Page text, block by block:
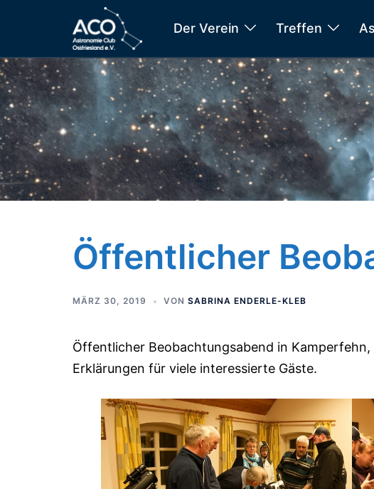
Der Verein Treffen
Öffentlicher
MÄRZ 30, 2019 VON SABRINA ENDERLE-KLEB
Öffentlicher Beobachtungsabend in
Erklärungen für viele interessierte Gäste.